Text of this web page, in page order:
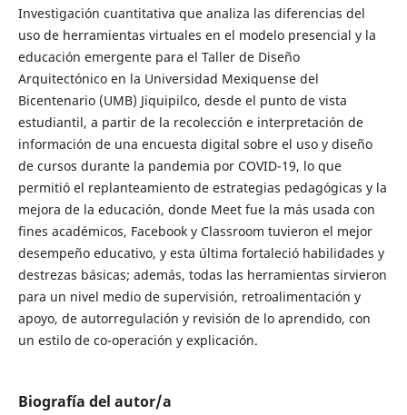
Investigación cuantitativa que analiza las diferencias del
uso de herramientas virtuales en el modelo presencial y la
educación emergente para el Taller de Diseño
Arquitectónico en la Universidad Mexiquense del
Bicentenario (UMB) Jiquipilco, desde el punto de vista
estudiantil, a partir de la recolección e interpretación de
información de una encuesta digital sobre el uso y diseño
de cursos durante la pandemia por COVID-19, lo que
permitió el replanteamiento de estrategias pedagógicas y la
mejora de la educación, donde Meet fue la más usada con
fines académicos, Facebook y Classroom tuvieron el mejor
desempeño educativo, y esta última fortaleció habilidades y
destrezas básicas; además, todas las herramientas sirvieron
para un nivel medio de supervisión, retroalimentación y
apoyo, de autorregulación y revisión de lo aprendido, con
un estilo de co-operación y explicación.
Biografía del autor/a